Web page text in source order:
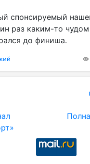
спонсируемый
раз каким-то
до финиша.